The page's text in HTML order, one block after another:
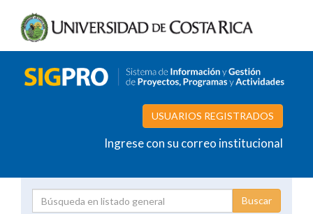
USUARIOS REGISTRADOS
Ingrese con su correo institucional